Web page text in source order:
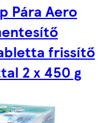
Pára Aero
frissítő
2 x 450 g